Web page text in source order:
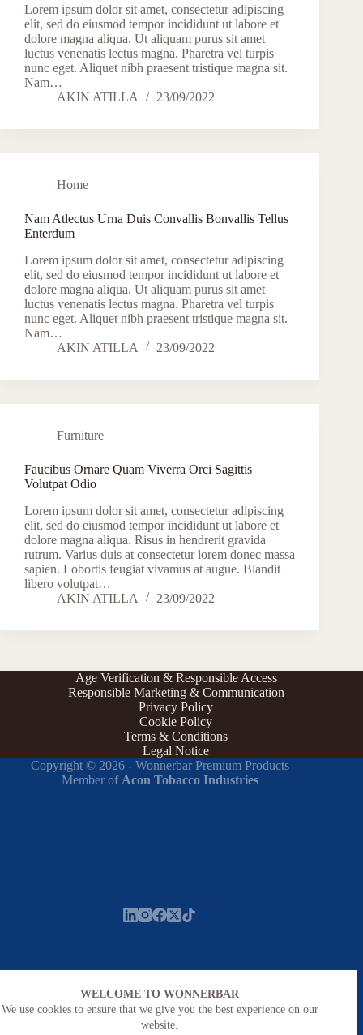
WELCOME TO WONNERBAR
We use cookies to ensure that we give you the best experience on our
website.
Lorem ipsum dolor sit amet, consectetur adipiscing
elit, sed do eiusmod tempor incididunt ut labore et
dolore magna aliqua. Ut aliquam purus sit amet
luctus venenatis lectus magna. Pharetra vel turpis
nunc eget. Aliquet nibh praesent tristique magna sit.
Nam…
AKIN ATILLA
23/09/2022
Home
Nam Atlectus Urna Duis Convallis Bonvallis Tellus
Enterdum
Lorem ipsum dolor sit amet, consectetur adipiscing
elit, sed do eiusmod tempor incididunt ut labore et
dolore magna aliqua. Ut aliquam purus sit amet
luctus venenatis lectus magna. Pharetra vel turpis
nunc eget. Aliquet nibh praesent tristique magna sit.
Nam…
AKIN ATILLA
23/09/2022
Furniture
Faucibus Ornare Quam Viverra Orci Sagittis
Volutpat Odio
Lorem ipsum dolor sit amet, consectetur adipiscing
elit, sed do eiusmod tempor incididunt ut labore et
dolore magna aliqua. Risus in hendrerit gravida
rutrum. Varius duis at consectetur lorem donec massa
sapien. Lobortis feugiat vivamus at augue. Blandit
libero volutpat…
AKIN ATILLA
23/09/2022
Age Verification & Responsible Access
Responsible Marketing & Communication
Privacy Policy
Cookie Policy
Terms & Conditions
Legal Notice
Copyright © 2026 - Wonnerbar Premium Products
Member of Acon Tobacco Industries